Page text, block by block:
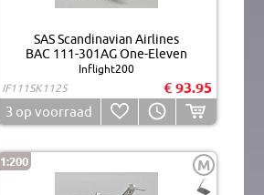
SAS Scandinavian Airlines
BAC 111-301AG One-Eleven
Inflight200
IF111SK1125
€ 93.95
3 op voorraad
1:200 M